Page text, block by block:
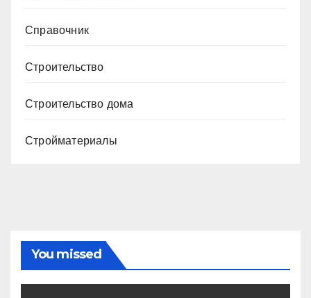
Справочник
Строительство
Строительство дома
Стройматериалы
You missed